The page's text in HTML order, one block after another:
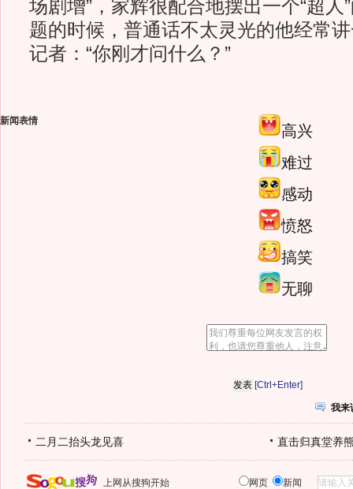
场剧增”，家辉很配合地摆出一个“超人
题的时候，普通话不太灵光的他经常
记者：“你刚才问什么？”
新闻表情
高兴
难过
感动
愤怒
搞笑
无聊
[Ctrl+Enter]
我来
二月二抬头龙见喜 直击归真堂养
上网从搜狗开始 网页 新闻